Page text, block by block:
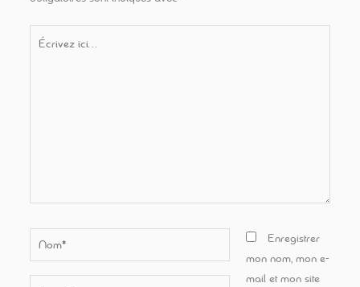
Écrivez
Nom*
Enregistrer
mon nom, mon e-
mail et mon site